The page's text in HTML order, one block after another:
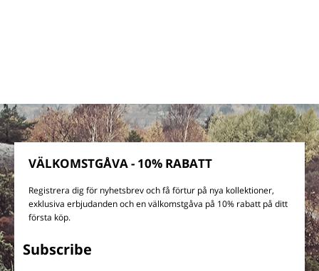
VÄLKOMSTGÅVA - 10% RABATT
Registrera dig för nyhetsbrev och få förtur på nya kollektioner,
exklusiva erbjudanden och en välkomstgåva på 10% rabatt på ditt
första köp.
Subscribe